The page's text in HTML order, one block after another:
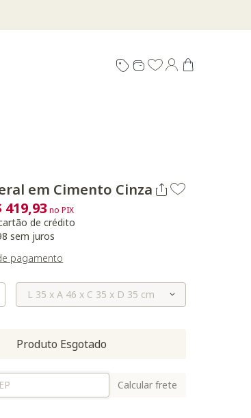
em Cimento Cinza
de
419,93 no PIX
de crédito
sem juros
pagamento
Selecione o Tamanho
Produto Esgotado
Calcular frete